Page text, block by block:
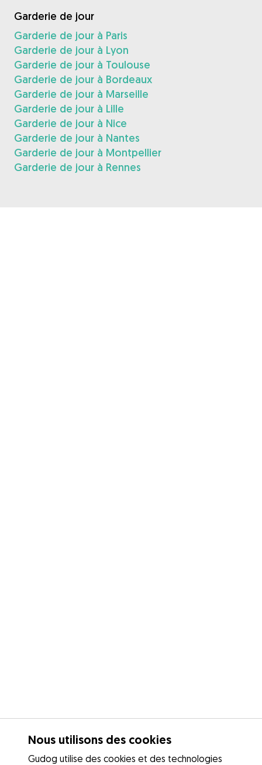
Nous utilisons des cookies
Gudog utilise des cookies et des technologies
Garderie de jour
Garderie de jour à Paris
Garderie de jour à Lyon
Garderie de jour à Toulouse
Garderie de jour à Bordeaux
Garderie de jour à Marseille
Garderie de jour à Lille
Garderie de jour à Nice
Garderie de jour à Nantes
Garderie de jour à Montpellier
Garderie de jour à Rennes